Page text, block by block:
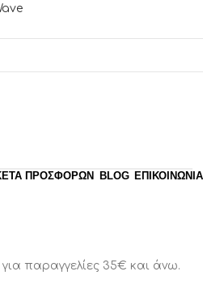
ΠΡΟΣΦΟΡΏΝ BLOG ΕΠΙΚΟΙΝΩΝΙΑ
παραγγελίες 35€ και άνω.